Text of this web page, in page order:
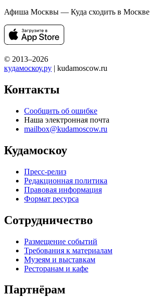
Афиша Москвы — Куда сходить в Москве
© 2013–2026
кудамоскоу.ру | kudamoscow.ru
Контакты
Сообщить об ошибке
Наша электронная почта
mailbox@kudamoscow.ru
Кудамоскоу
Пресс-релиз
Редакционная политика
Правовая информация
Формат ресурса
Сотрудничество
Размещение событий
Требования к материалам
Музеям и выставкам
Ресторанам и кафе
Партнёрам